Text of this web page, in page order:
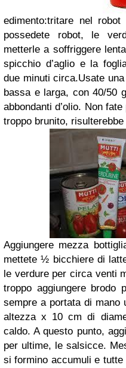
edimento:tritare nel
possedete robot, le
metterle a soffriggere
spicchio d’aglio e la
due minuti circa.Usate
bassa e larga, con 40/50
abbondanti d’olio. Non
troppo brunito,
Aggiungere mezza
mettete ½ bicchiere di
le verdure per circa venti
troppo aggiungere brodo
sempre a portata di mano
altezza x 10 cm di
caldo. A questo punto,
per ultime, le salsicce.
si formino accumuli e